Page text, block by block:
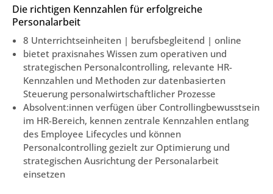
Die richtigen Kennzahlen für erfolgreiche
Personalarbeit
8 Unterrichtseinheiten | berufsbegleitend | online
bietet praxisnahes Wissen zum operativen und
strategischen Personalcontrolling, relevante HR-
Kennzahlen und Methoden zur datenbasierten
Steuerung personalwirtschaftlicher Prozesse
Absolvent:innen verfügen über Controllingbewusstsein
im HR-Bereich, kennen zentrale Kennzahlen entlang
des Employee Lifecycles und können
Personalcontrolling gezielt zur Optimierung und
strategischen Ausrichtung der Personalarbeit
einsetzen